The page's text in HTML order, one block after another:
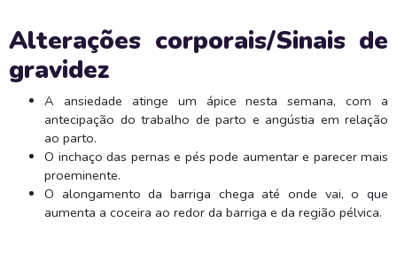
Alterações corporais/Sinais de
gravidez
A ansiedade atinge um ápice nesta semana, com a
antecipação do trabalho de parto e angústia em relação
ao parto.
O inchaço das pernas e pés pode aumentar e parecer mais
proeminente.
O alongamento da barriga chega até onde vai, o que
aumenta a coceira ao redor da barriga e da região pélvica.